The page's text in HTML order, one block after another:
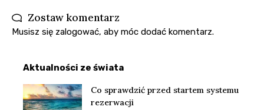
Zostaw komentarz
Musisz się zalogować, aby móc dodać komentarz.
Aktualności ze świata
Co sprawdzić przed startem systemu
rezerwacji